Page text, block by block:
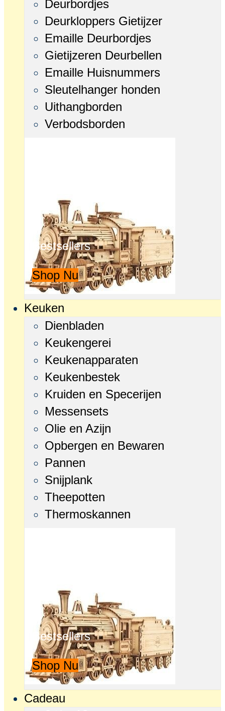
Deurbordjes
Deurkloppers Gietijzer
Emaille Deurbordjes
Gietijzeren Deurbellen
Emaille Huisnummers
Sleutelhanger honden
Uithangborden
Verbodsborden
Bestsellers
Shop Nu
Keuken
Dienbladen
Keukengerei
Keukenapparaten
Keukenbestek
Kruiden en Specerijen
Messensets
Olie en Azijn
Opbergen en Bewaren
Pannen
Snijplank
Theepotten
Thermoskannen
Bestsellers
Shop Nu
Cadeau